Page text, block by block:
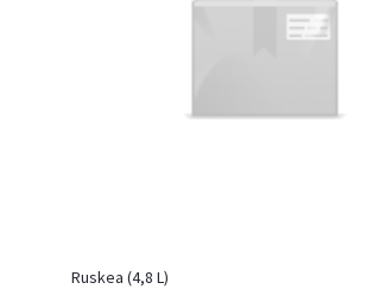
Ruskea (4,8 L)